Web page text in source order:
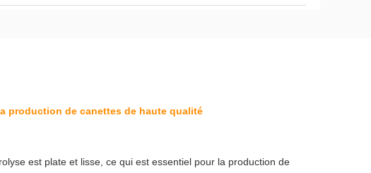
production de canettes de haute qualité
est plate et lisse, ce qui est essentiel pour la production de